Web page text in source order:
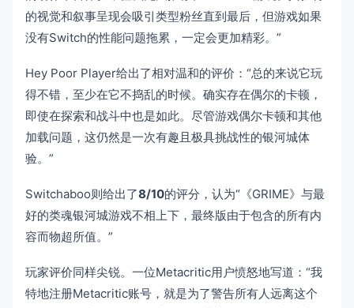
的视觉和叙事呈现会吸引类型粉丝直到最后，但游戏如果
没有Switch的性能问题拖累，一定会更加精彩。”
Hey Poor Player给出了相对温和的评价：“总的来说它玩
得不错，至少在它不捣乱的时候。确实存在偶尔的卡顿，
即使在探索和战斗中也是如此。尽管游戏偶尔卡顿和其他
加载问题，这仍然是一次有趣且极具挑战性的银河城体
验。”
Switchaboo则给出了8/10的评分，认为“《GRIME》与最
好的类魂银河城游戏不相上下，最终版由于包含的所有内
容而物超所值。”
玩家评价同样尖锐。一位Metacritic用户愤怒地写道：“我
特地注册Metacritic账号，就是为了警告所有人远离这个